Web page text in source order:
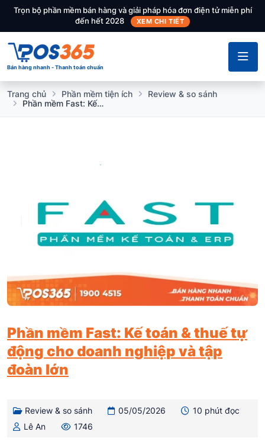
Trọn bộ phần mềm bán hàng và giải pháp hóa đơn điện tử miễn phí
đến hết 2028
XEM CHI TIẾT
Bán hàng nhanh - Thanh toán chuẩn
Trang chủ Phần mềm tiện ích
Review & so sánh
Phần mềm Fast: Kế toán & thuế tự động cho doanh nghiệp và tập đoàn lớn
Phần mềm Fast: Kế toán & thuế tự
động cho doanh nghiệp và tập
đoàn lớn
Review & so sánh 05/05/2026
10 phút đọc
Lê An
1746